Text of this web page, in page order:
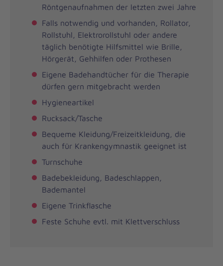
Röntgenaufnahmen der letzten zwei Jahre
Falls notwendig und vorhanden, Rollator,
Rollstuhl, Elektrorollstuhl oder andere
täglich benötigte Hilfsmittel wie Brille,
Hörgerät, Gehhilfen oder Prothesen
Eigene Badehandtücher für die Therapie
dürfen gern mitgebracht werden
Hygieneartikel
Rucksack/Tasche
Bequeme Kleidung/Freizeitkleidung, die
auch für Krankengymnastik geeignet ist
Turnschuhe
Badebekleidung, Badeschlappen,
Bademantel
Eigene Trinkflasche
Feste Schuhe evtl. mit Klettverschluss